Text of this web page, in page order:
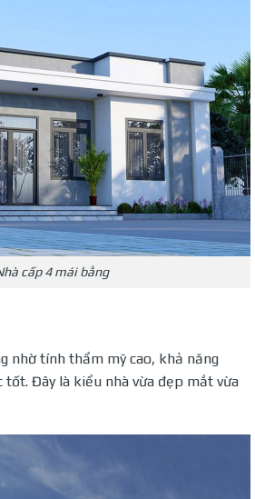
cấp 4 mái bằng
nhờ tính thẩm mỹ cao, khả năng
tốt. Đây là kiểu nhà vừa đẹp mắt vừa